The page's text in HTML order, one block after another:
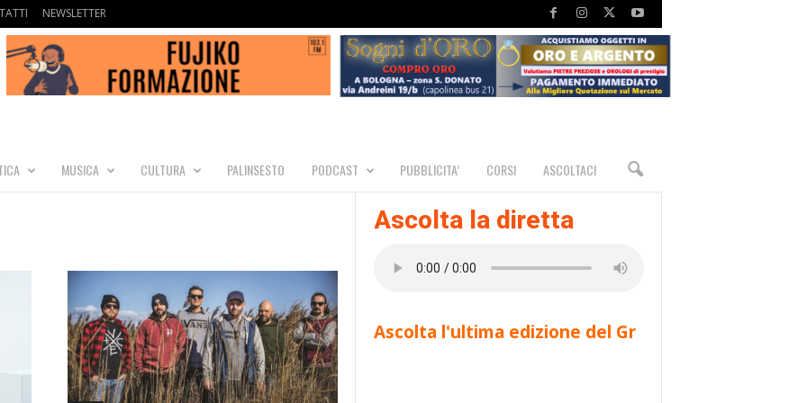
NEWSLETTER
MUSICA CULTURA PALINSESTO PODCAST PUBBLICITA’ CORSI ASCOLTACI
Ascolta la diretta
Ascolta l'ultima edizione del Gr